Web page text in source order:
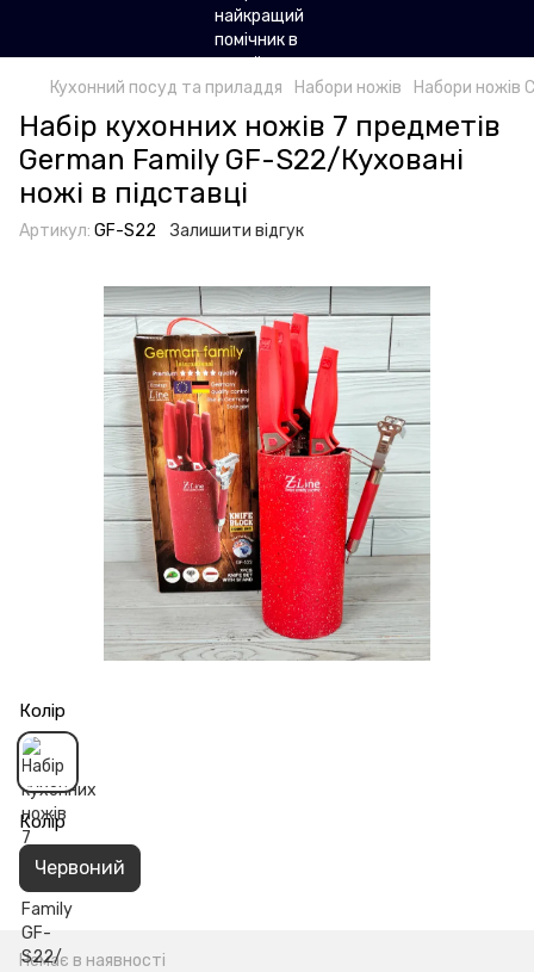
Кухонний посуд та приладдя Набори ножів Набори ножів
Набір кухонних ножів 7 предметів
German Family GF-S22/Куховані
ножі в підставці
Артикул: GF-S22 Залишити відгук
Колір
Колір
Червоний
Немає в наявності